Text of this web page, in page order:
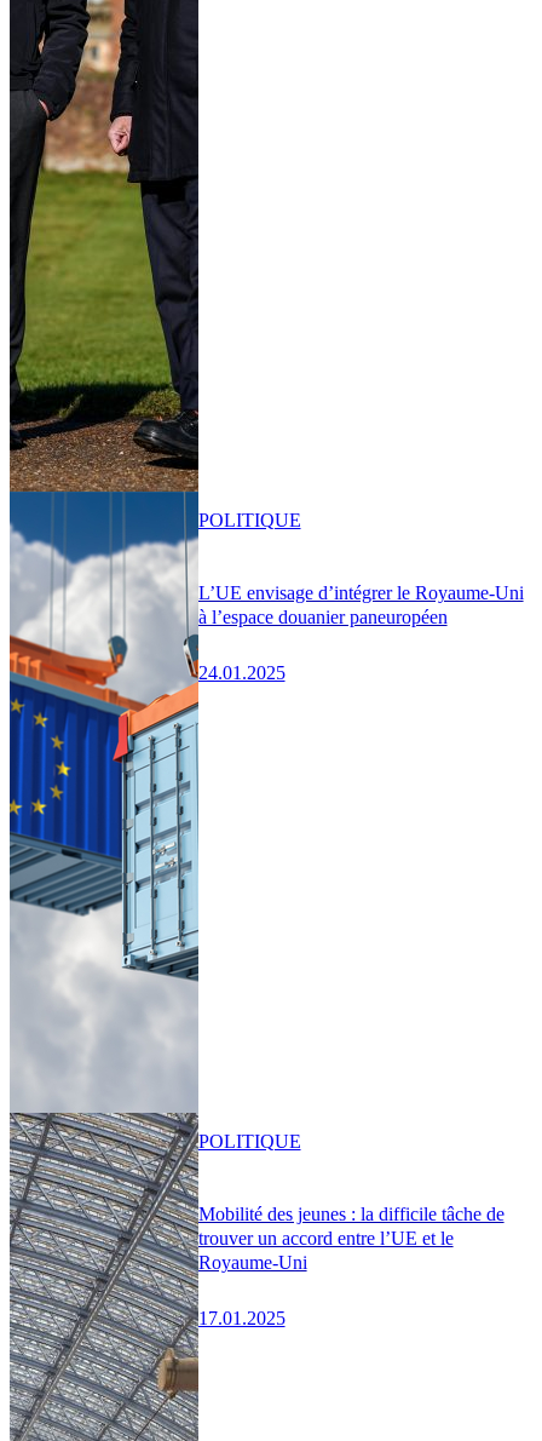
L’UE envisage d’intégrer le Royaume-Uni
à l’espace douanier paneuropéen
24.01.2025
POLITIQUE
Mobilité des jeunes : la difficile tâche de
trouver un accord entre l’UE et le
Royaume-Uni
17.01.2025
POLITIQUE